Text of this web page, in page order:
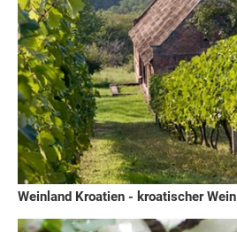
Weinland Kroatien - kroatischer Wein